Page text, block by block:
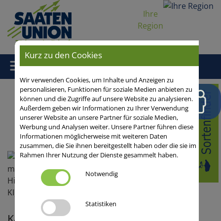
Ihre
Region
Home/Aus der Praxis/Mais/Praxistipps Mais allgemein/
Kameragesteuerte Hacksysteme sind etwas ÖKonventionelles!
Blog-Startseite
01.07.2025
0 Kommentare
Kurz zu den Cookies
Wir verwenden Cookies, um Inhalte und Anzeigen zu
personalisieren, Funktionen für soziale Medien anbieten zu
können und die Zugriffe auf unsere Website zu analysieren.
Außerdem geben wir Informationen zu Ihrer Verwendung
unserer Website an unsere Partner für soziale Medien,
Werbung und Analysen weiter. Unsere Partner führen diese
Informationen möglicherweise mit weiteren Daten
zusammen, die Sie ihnen bereitgestellt haben oder die sie im
Rahmen Ihrer Nutzung der Dienste gesammelt haben.
Notwendig
Statistiken